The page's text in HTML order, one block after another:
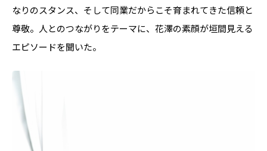
なりのスタンス、そして同業だからこそ育まれてきた信頼と
尊敬。人とのつながりをテーマに、花澤の素顔が垣間見える
エピソードを聞いた。